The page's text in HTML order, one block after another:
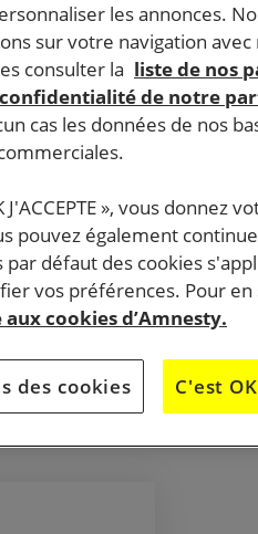
une domestique
l’Arabie saoudite.
reste à la merci de
et de reportages
les annonces.
sur votre navigation avec
consulter la liste de nos
de notre
cas les données de nos
J'ACCEPTE », vous donnez
pouvez également
par défaut des cookies
vos préférences. Pour en
cookies d’Amnesty.
des cookies C'est